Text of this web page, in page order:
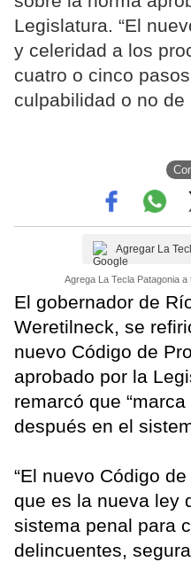
Legislatura. “El
y celeridad a los
cuatro o cinco
culpabilidad o no de
Agregar La
Agrega La Tecla Patagonia
El gobernador de
Weretilneck, se
nuevo Código de
aprobado por la
remarcó que
después en el
“El nuevo Código
que es la nueva ley
sistema penal para
delincuentes,